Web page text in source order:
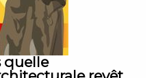
quelle